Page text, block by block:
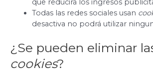
que reducirá los ingresos
Todas las redes sociales usan
desactiva no podrá utilizar
¿Se pueden eliminar
cookies?